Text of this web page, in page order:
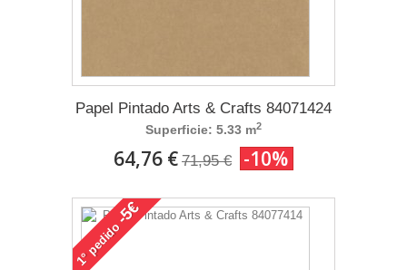
Papel Pintado Arts & Crafts 84071424
Superficie: 5.33 m2
64,76 € 71,95 € -10%
1°
pedido
-5€